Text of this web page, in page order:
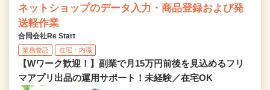
ネットショップのデータ入力・商品登録および発
送軽作業
合同会社Re Start
業務委託 在宅・内職
【Wワーク歓迎！】副業で月15万円前後を見込めるフリ
マアプリ出品の運用サポート！未経験／在宅OK